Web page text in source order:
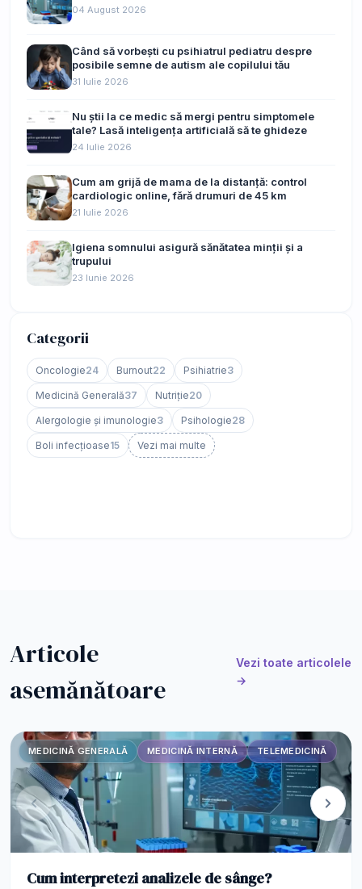
04 August 2026
Când să vorbești cu psihiatrul pediatru despre
posibile semne de autism ale copilului tău
31 Iulie 2026
Nu știi la ce medic să mergi pentru simptomele
tale? Lasă inteligența artificială să te ghideze
24 Iulie 2026
Cum am grijă de mama de la distanță: control
cardiologic online, fără drumuri de 45 km
21 Iulie 2026
Igiena somnului asigură sănătatea minții și a
trupului
23 Iunie 2026
Categorii
Oncologie24 Burnout22 Psihiatrie3
Medicină Generală37 Nutriție20
Alergologie și imunologie3 Psihologie28
Boli infecțioase15 Vezi mai multe
Articole
asemănătoare
Vezi toate articolele
→
MEDICINĂ GENERALĂ MEDICINĂ INTERNĂ TELEMEDICINĂ
Cum interpretezi analizele de sânge?